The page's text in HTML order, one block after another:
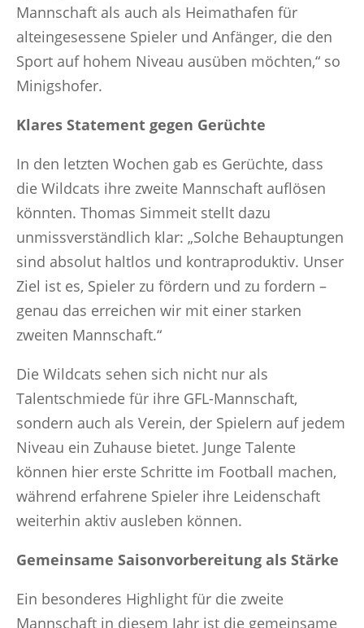
Mannschaft als auch als Heimathafen für
alteingesessene Spieler und Anfänger, die den
Sport auf hohem Niveau ausüben möchten,“ so
Minigshofer.
Klares Statement gegen Gerüchte
In den letzten Wochen gab es Gerüchte, dass
die Wildcats ihre zweite Mannschaft auflösen
könnten. Thomas Simmeit stellt dazu
unmissverständlich klar: „Solche Behauptungen
sind absolut haltlos und kontraproduktiv. Unser
Ziel ist es, Spieler zu fördern und zu fordern –
genau das erreichen wir mit einer starken
zweiten Mannschaft.“
Die Wildcats sehen sich nicht nur als
Talentschmiede für ihre GFL-Mannschaft,
sondern auch als Verein, der Spielern auf jedem
Niveau ein Zuhause bietet. Junge Talente
können hier erste Schritte im Football machen,
während erfahrene Spieler ihre Leidenschaft
weiterhin aktiv ausleben können.
Gemeinsame Saisonvorbereitung als Stärke
Ein besonderes Highlight für die zweite
Mannschaft in diesem Jahr ist die gemeinsame